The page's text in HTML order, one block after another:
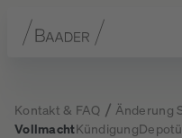
Kontakt & FAQ Änderung
VollmachtKündigung